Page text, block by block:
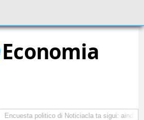
Economia
Encuesta politico di Noticiacla ta sigui: ainda tin